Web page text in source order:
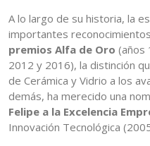
A lo largo de su historia, la
importantes
premios Alfa de Oro (años
2012 y 2016), la distinción
de Cerámica y Vidrio a los
demás, ha merecido una
Felipe a la Excelencia
Innovación Tecnológica